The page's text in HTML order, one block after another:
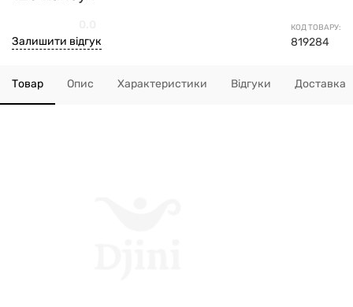
КОД ТОВАРУ:
819284
Залишити відгук
Товар Опис Характеристики Відгуки Доставка